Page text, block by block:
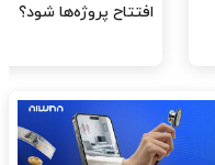
باید در اولویت تخصیص ارز